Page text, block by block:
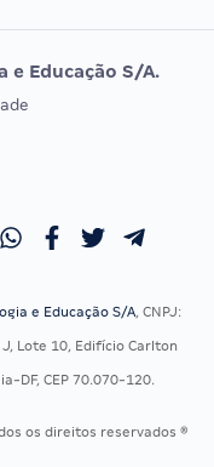
DE ORDEM
OAB
e Educação S/A.
e Educação S/A, CNPJ:
Lote 10, Edifício Carlton
DF, CEP 70.070-120.
os direitos reservados ®